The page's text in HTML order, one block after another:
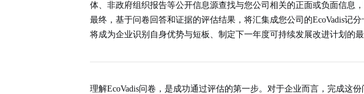
体、非政府组织报告等公开信息源查找与您公司相关的正面或负面信息，
最终，基于问卷回答和证据的评估结果，将汇集成您公司的EcoVadis记分
将成为企业识别自身优势与短板、制定下一年度可持续发展改进计划的
理解EcoVadis问卷，是成功通过评估的第一步。对于企业而言，完成这